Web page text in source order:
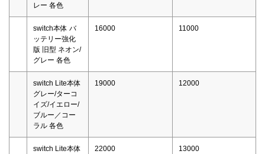
レー 各色
switch本体 バ
ッテリー強化
版 旧型 ネオン/
グレー 各色
16000 11000
switch Lite本体
グレー/ターコ
イズ/イエロー/
ブルー／コー
ラル 各色
19000 12000
switch Lite本体
22000 13000